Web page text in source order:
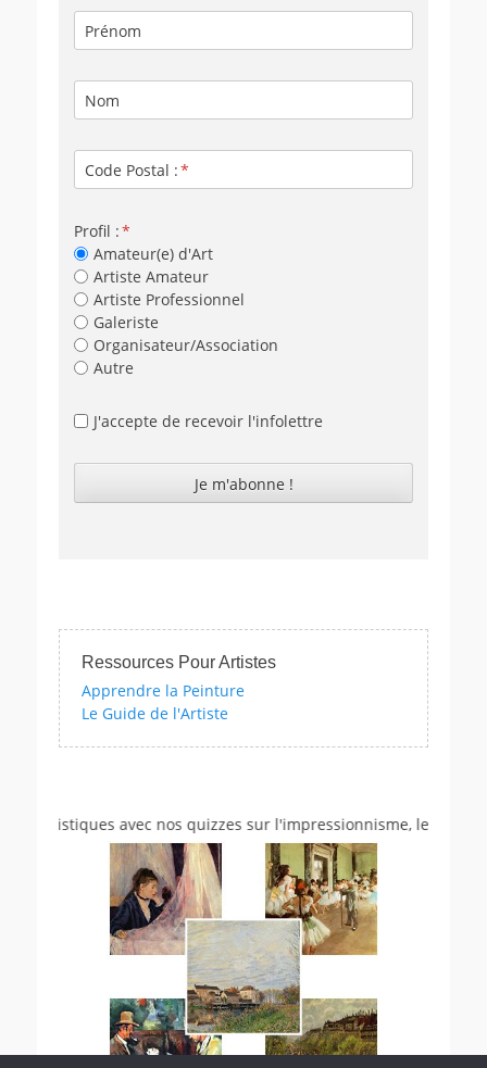
Prénom
Nom
Code Postal :
Profil :
Amateur(e) d'Art
Artiste Amateur
Artiste Professionnel
Galeriste
Organisateur/Association
Autre
J'accepte de recevoir l'infolettre
Ressources Pour Artistes
Apprendre la Peinture
Le Guide de l'Artiste
artistiques avec nos quizzes sur l'impressionnisme, les